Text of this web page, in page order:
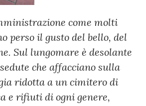
come molti
perso il gusto del bello, del
Sul lungomare è desolante
che affacciano sulla
ridotta a un cimitero di
e rifiuti di ogni genere,